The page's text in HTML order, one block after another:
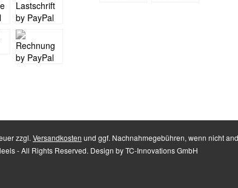
zzgl. Versandkosten und ggf. Nachnahmegebühren, wenn nicht
- All Rights Reserved. Design byTC-Innovations GmbH